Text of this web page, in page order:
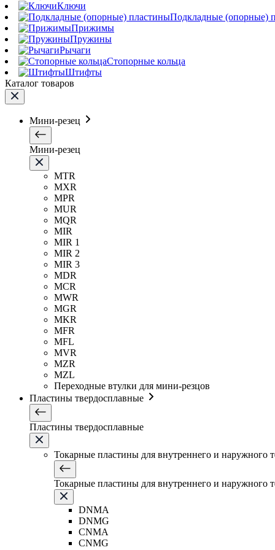
Ключи
Подкладные (опорные)
Прижимы
Пружины
Рычаги
Стопорные кольца
Штифты
Каталог товаров
Мини-резец
Мини-резец
MTR
MXR
MPR
MUR
MQR
MIR
MIR 1
MIR 2
MIR 3
MDR
MCR
MWR
MGR
MKR
MFR
MFL
MVR
MZR
MZL
Переходные втулки для мини-резцов
Пластины твердосплавные
Пластины твердосплавные
Токарные пластины для внутреннего и наружного
Токарные пластины для внутреннего и наружного
DNMA
DNMG
CNMA
CNMG